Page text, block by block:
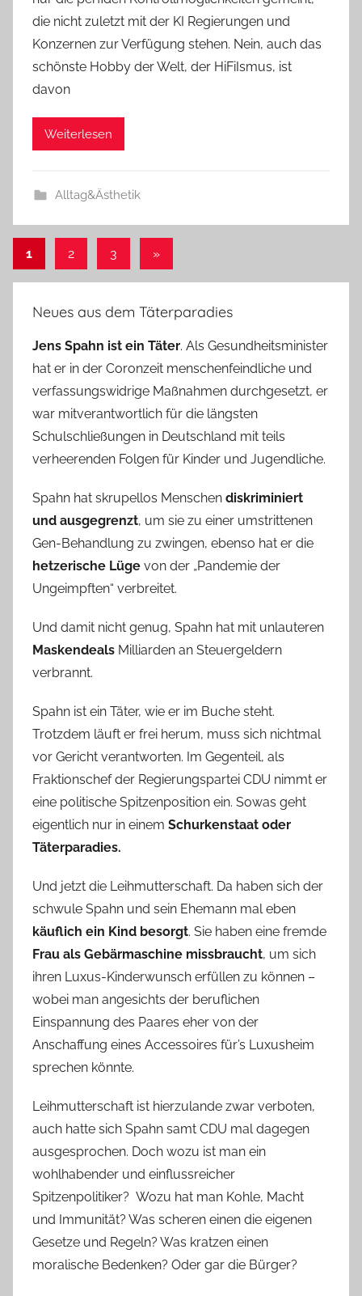
die nicht zuletzt mit der KI Regierungen und
Konzernen zur Verfügung stehen. Nein, auch das
schönste Hobby der Welt, der HiFiIsmus, ist
davon
Weiterlesen
Alltag&Ästhetik
Seitennummerierung
der
Beiträge
1 2 3
Nächste
»
Neues aus dem Täterparadies
Jens Spahn ist ein Täter. Als Gesundheitsminister
hat er in der Coronzeit menschenfeindliche und
verfassungswidrige Maßnahmen durchgesetzt, er
war mitverantwortlich für die längsten
Schulschließungen in Deutschland mit teils
verheerenden Folgen für Kinder und Jugendliche.
Spahn hat skrupellos Menschen diskriminiert
und ausgegrenzt, um sie zu einer umstrittenen
Gen-Behandlung zu zwingen, ebenso hat er die
hetzerische Lüge von der „Pandemie der
Ungeimpften“ verbreitet.
Und damit nicht genug, Spahn hat mit unlauteren
Maskendeals Milliarden an Steuergeldern
verbrannt.
Spahn ist ein Täter, wie er im Buche steht.
Trotzdem läuft er frei herum, muss sich nichtmal
vor Gericht verantworten. Im Gegenteil, als
Fraktionschef der Regierungspartei CDU nimmt er
eine politische Spitzenposition ein. Sowas geht
eigentlich nur in einem Schurkenstaat oder
Täterparadies.
Und jetzt die Leihmutterschaft. Da haben sich der
schwule Spahn und sein Ehemann mal eben
käuflich ein Kind besorgt. Sie haben eine fremde
Frau als Gebärmaschine missbraucht, um sich
ihren Luxus-Kinderwunsch erfüllen zu können –
wobei man angesichts der beruflichen
Einspannung des Paares eher von der
Anschaffung eines Accessoires für’s Luxusheim
sprechen könnte.
Leihmutterschaft ist hierzulande zwar verboten,
auch hatte sich Spahn samt CDU mal dagegen
ausgesprochen. Doch wozu ist man ein
wohlhabender und einflussreicher
Spitzenpolitiker? Wozu hat man Kohle, Macht
und Immunität? Was scheren einen die eigenen
Gesetze und Regeln? Was kratzen einen
moralische Bedenken? Oder gar die Bürger?